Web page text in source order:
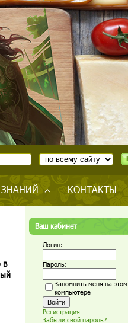
ЗНАНИЙ КОНТАКТЫ
в
Ваш кабинет
Логин:
Пароль:
Запомнить меня на этом
компьютере
Регистрация
Забыли свой пароль?